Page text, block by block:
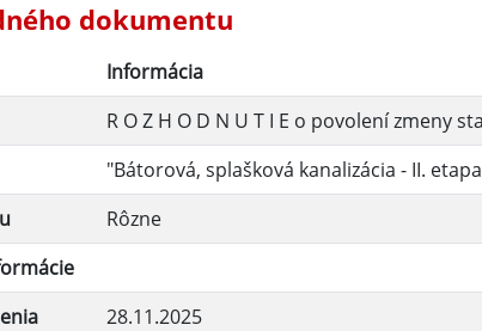
dokumentu
Informácia
R O Z H O D N U T I E o povolení zmeny
"Bátorová, splašková kanalizácia - II.
Rôzne
28.11.2025